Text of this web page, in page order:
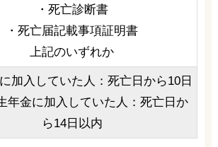
・死亡診断書
・死亡届記載事項証明書
上記のいずれか
加入していた人：死亡日から10日
年金に加入していた人：死亡日か
ら14日以内